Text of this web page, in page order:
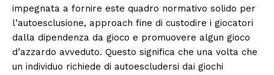
impegnata a fornire este quadro normativo solido per
l’autoesclusione, approach fine di custodire i giocatori
dalla dipendenza da gioco e promuovere algun gioco
d’azzardo avveduto. Questo significa che una volta che
un individuo richiede di autoescludersi dai giochi